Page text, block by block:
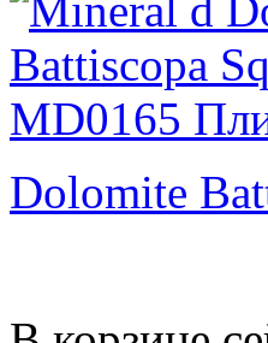
Dolomite